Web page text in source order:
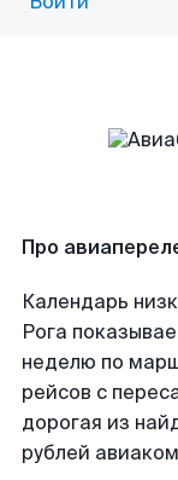
Про
Календарь
Рога
неделю по
рейсов с
дорогая из
рублей